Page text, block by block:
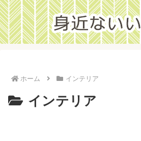
ホーム インテリア
インテリア